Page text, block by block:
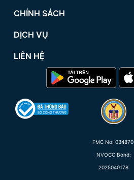
CHÍNH SÁCH
DỊCH VỤ
LIÊN HỆ
FMC No: 034870
NVOCC Bond:
2025040178